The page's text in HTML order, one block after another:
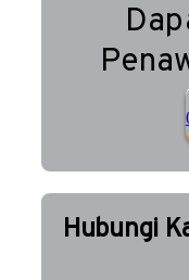
Hubungi